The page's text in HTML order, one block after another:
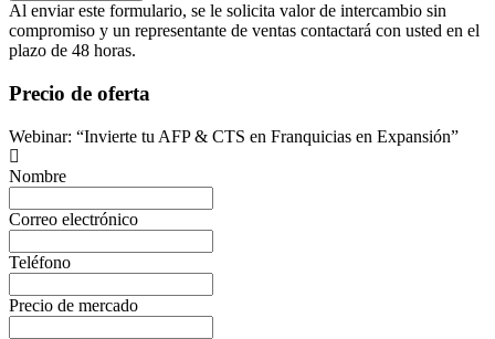
Al enviar este formulario, se le solicita valor de intercambio sin
compromiso y un representante de ventas contactará con usted en el
plazo de 48 horas.
Precio de oferta
Webinar: “Invierte tu AFP & CTS en Franquicias en Expansión”
Nombre
Correo electrónico
Teléfono
Precio de mercado